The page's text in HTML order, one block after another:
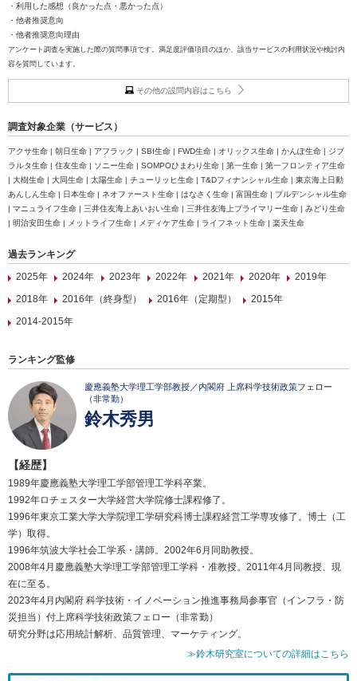
・利用した感想（良かった点・悪かった点）
・他者推奨意向
・他者推奨意向理由
アンケート調査を実施した際の質問事項です。満足度評価項目のほか、該当サービスの利用状況や検討内
容を質問しています。
その他の設問内容はこちら
調査対象企業（サービス）
アクサ生命 | 朝日生命 | アフラック | SBI生命 | FWD生命 | オリックス生命 | かんぽ生命 | ジブ
ラルタ生命 | 住友生命 | ソニー生命 | SOMPOひまわり生命 | 第一生命 | 第一フロンティア生命
| 大樹生命 | 大同生命 | 太陽生命 | チューリッヒ生命 | T&Dフィナンシャル生命 | 東京海上日動
あんしん生命 | 日本生命 | ネオファースト生命 | はなさく生命 | 富国生命 | プルデンシャル生命
| マニュライフ生命 | 三井住友海上あいおい生命 | 三井住友海上プライマリー生命 | みどり生命
| 明治安田生命 | メットライフ生命 | メディケア生命 | ライフネット生命 | 楽天生命
過去ランキング
2025年
2024年 2023年 2022年 2021年 2020年
2019年
2018年
2016年（終身型） 2016年（定期型）
2015年
2014-2015年
ランキング監修
慶應義塾大学理工学部教授／内閣府 上席科学技術政策フェロー
（非常勤）
鈴木秀男
【経歴】
1989年慶應義塾大学理工学部管理工学科卒業。
1992年ロチェスター大学経営大学院修士課程修了。
1996年東京工業大学大学院理工学研究科博士課程経営工学専攻修了。博士（工
学）取得。
1996年筑波大学社会工学系・講師。2002年6月同助教授。
2008年4月慶應義塾大学理工学部管理工学科・准教授。2011年4月同教授、現
在に至る。
2023年4月内閣府 科学技術・イノベーション推進事務局参事官（インフラ・防
災担当）付上席科学技術政策フェロー（非常勤）
研究分野は応用統計解析、品質管理、マーケティング。
≫鈴木研究室についての詳細はこちら